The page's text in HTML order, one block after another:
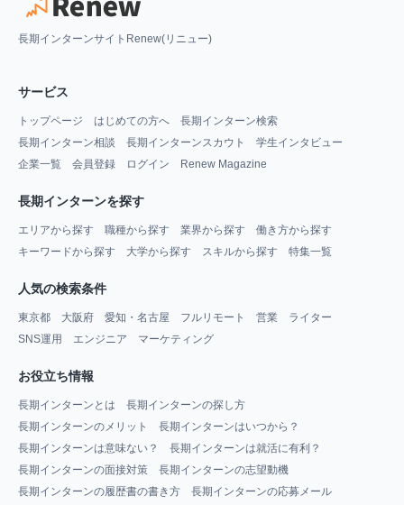
長期インターンサイトRenew(リニュー)
サービス
トップページ はじめての方へ
長期インターン検索
長期インターン相談
長期インターンスカウト
学生インタビュー
企業一覧
会員登録 ログイン Renew Magazine
長期インターンを探す
エリアから探す 職種から探す 業界から探す
働き方から探す
キーワードから探す
大学から探す スキルから探す 特集一覧
人気の検索条件
東京都 大阪府 愛知・名古屋 フルリモート 営業
ライター
SNS運用
エンジニア マーケティング
お役立ち情報
長期インターンとは
長期インターンの探し方
長期インターンのメリット
長期インターンはいつから？
長期インターンは意味ない？
長期インターンは就活に有利？
長期インターンの面接対策
長期インターンの志望動機
長期インターンの履歴書の書き方
長期インターンの応募メール